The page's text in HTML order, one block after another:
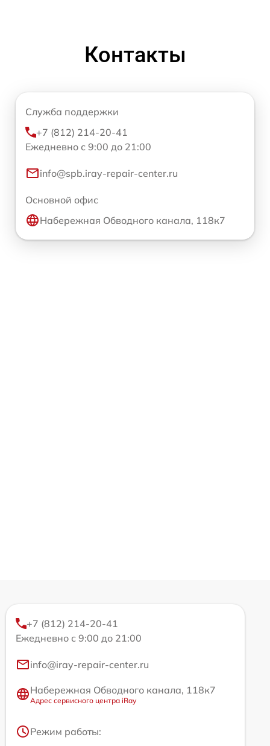
Контакты
Служба поддержки
+7 (812) 214-20-41
Ежедневно с 9:00 до 21:00
info@spb.iray-repair-center.ru
Основной офис
Набережная Обводного канала, 118к7
+7 (812) 214-20-41
Ежедневно с 9:00 до 21:00
info@iray-repair-center.ru
Набережная Обводного канала, 118к7
Адрес сервисного центра iRay
Режим работы: